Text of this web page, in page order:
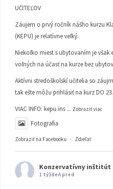
UČITEĽOV
Záujem o prvý ročník nášho kurzu
(KEPU) je relatívne veľký.
Niekoľko miest s ubytovaním je však
voľných na účasť na kurze bez
Aktívni stredoškolskí učitelia so
tak ešte môžu prihlásiť na kurz DO 23.
VIAC INFO: kepu.ins ... Zobraziť viac
Fotografia
Zobraziť na Facebooku · Zdieľať
Konzervatívny inštitút
1 týždeň pred